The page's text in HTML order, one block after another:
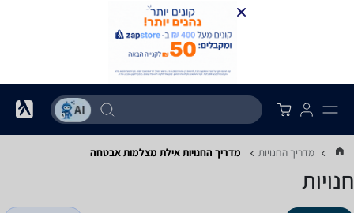
מדריך החנויות מדריך החנויות ‏אילת ‏מצלמות אבטחה
חנויות